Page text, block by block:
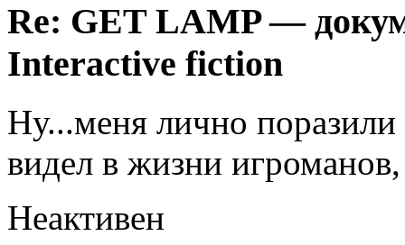
Re: GET LAMP —
Interactive fiction
Ну...меня лично
видел в жизни
Неактивен